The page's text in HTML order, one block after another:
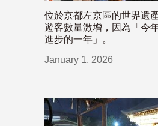
位於京都左京區的世界遺
遊客數量激增，因為「今
進步的一年」。
January 1, 2026